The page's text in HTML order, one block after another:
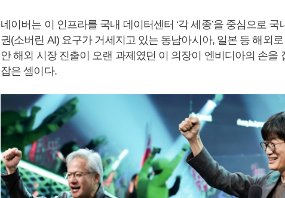
네이버는 이 인프라를 국내 데이터센터 ‘각 세종’을 중심으로
권(소버린 AI) 요구가 거세지고 있는 동남아시아, 일본 등 해외
안 해외 시장 진출이 오랜 과제였던 이 의장이 엔비디아의 손을
잡은 셈이다.